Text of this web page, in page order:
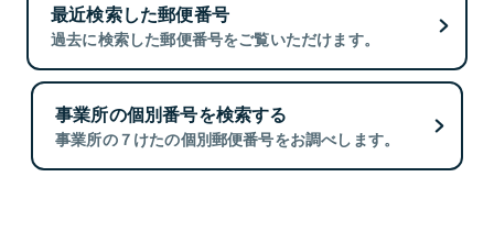
最近検索した郵便番号
過去に検索した郵便番号をご覧いただけます。
事業所の個別番号を検索する
事業所の７けたの個別郵便番号をお調べします。